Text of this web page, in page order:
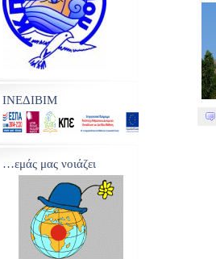
ΙΝΕΔΙΒΙΜ
…εμάς μας νοιάζει